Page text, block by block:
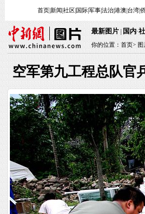
首页|新闻 社区 国际|军事|法治|港澳 台湾|
最新图片|国内·
你的位置：首页>图
空军第九工程总队官